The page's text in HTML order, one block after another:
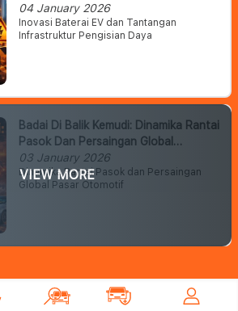
Menghadang
04 January 2026
Inovasi Baterai EV dan Tantangan
Infrastruktur Pengisian Daya
Badai Di Balik Kemudi: Dinamika Rantai
Pasok Dan Persaingan Global
Otomotif Makin Panas
03 January 2026
Dinamika Rantai Pasok dan Persaingan
Global Pasar Otomotif
VIEW MORE